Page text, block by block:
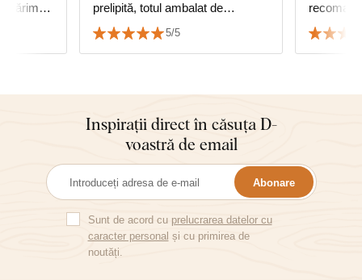
mărime
prelipită, totul ambalat de
calitate...
5/5
Inspirații direct în căsuța D-
voastră de email
Abonare
Sunt de acord cu prelucrarea datelor cu
caracter personal și cu primirea de
noutăți.